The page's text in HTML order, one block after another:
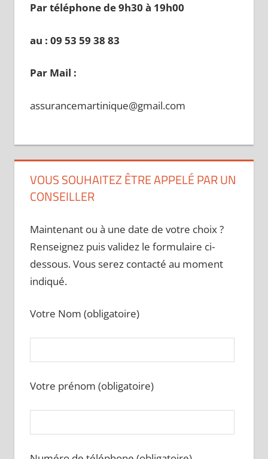
Par téléphone de 9h30 à 19h00
au : 09 53 59 38 83
Par Mail :
assurancemartinique@gmail.com
VOUS SOUHAITEZ ÊTRE APPELÉ PAR UN
CONSEILLER
Maintenant ou à une date de votre choix ?
Renseignez puis validez le formulaire ci-
dessous. Vous serez contacté au moment
indiqué.
Votre Nom (obligatoire)
Votre prénom (obligatoire)